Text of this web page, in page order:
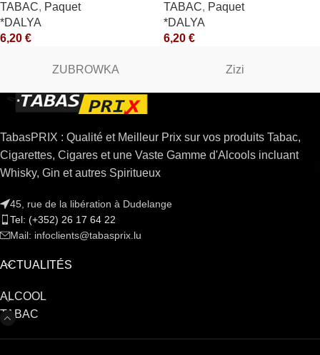
TABAC, Paquet
*DALYA
6,20 €
TABAC, Paquet
*DALYA
6,20 €
ZUBROWKA Zizi
TabasPRIX : Qualité et Meilleur Prix sur vos produits Tabac,
Cigarettes, Cigares et une Vaste Gamme d'Alcools incluant
Whisky, Gin et autres Spiritueux
45, rue de la libération à Dudelange
Tel: (+352) 26 17 64 22
Mail: infoclients@tabasprix.lu
ACTUALITÉS
ALCOOL
TABAC